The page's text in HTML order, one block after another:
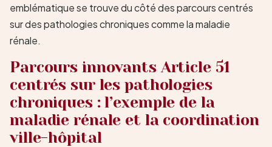
emblématique se trouve du côté des parcours centrés
sur des pathologies chroniques comme la maladie
rénale.
Parcours innovants Article 51
centrés sur les pathologies
chroniques : l’exemple de la
maladie rénale et la coordination
ville-hôpital